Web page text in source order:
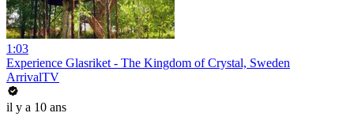
1:03
Experience Glasriket - The Kingdom of Crystal, Sweden
ArrivalTV
il y a 10 ans